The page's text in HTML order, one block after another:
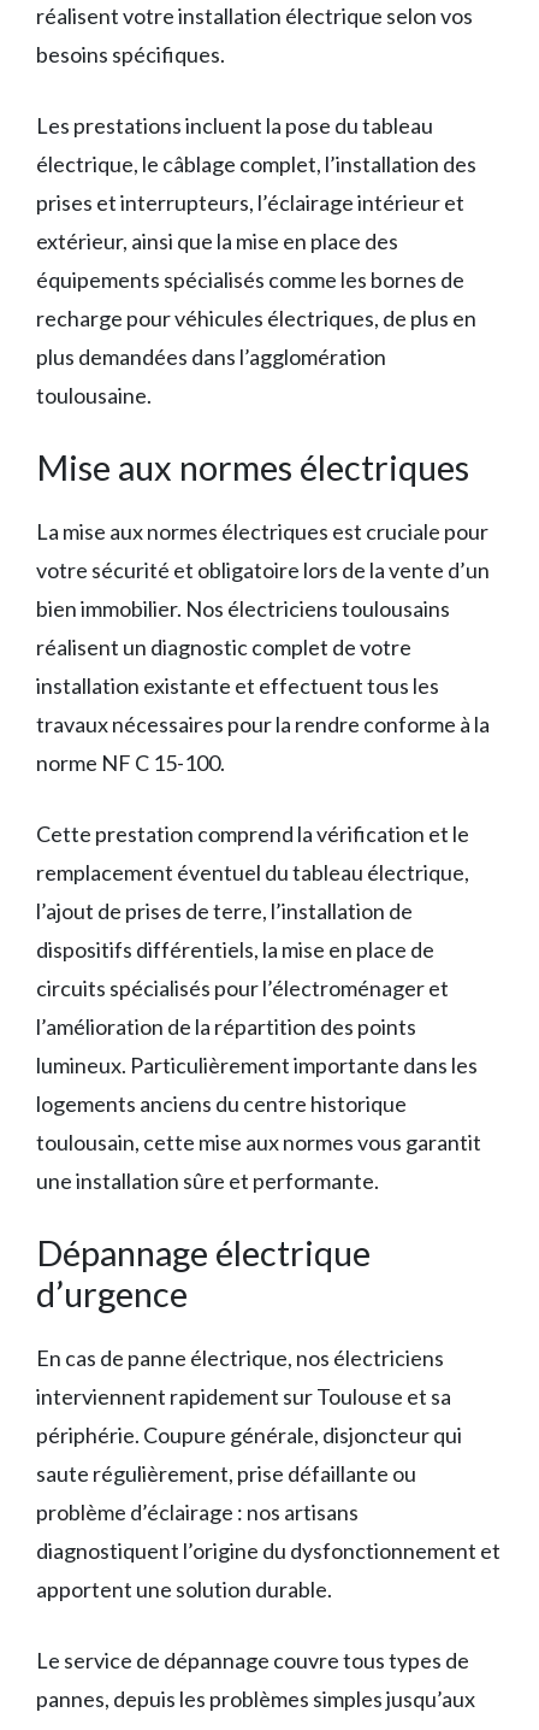
réalisent votre installation électrique selon vos
besoins spécifiques.
Les prestations incluent la pose du tableau
électrique, le câblage complet, l’installation des
prises et interrupteurs, l’éclairage intérieur et
extérieur, ainsi que la mise en place des
équipements spécialisés comme les bornes de
recharge pour véhicules électriques, de plus en
plus demandées dans l’agglomération
toulousaine.
Mise aux normes électriques
La mise aux normes électriques est cruciale pour
votre sécurité et obligatoire lors de la vente d’un
bien immobilier. Nos électriciens toulousains
réalisent un diagnostic complet de votre
installation existante et effectuent tous les
travaux nécessaires pour la rendre conforme à la
norme NF C 15-100.
Cette prestation comprend la vérification et le
remplacement éventuel du tableau électrique,
l’ajout de prises de terre, l’installation de
dispositifs différentiels, la mise en place de
circuits spécialisés pour l’électroménager et
l’amélioration de la répartition des points
lumineux. Particulièrement importante dans les
logements anciens du centre historique
toulousain, cette mise aux normes vous garantit
une installation sûre et performante.
Dépannage électrique
d’urgence
En cas de panne électrique, nos électriciens
interviennent rapidement sur Toulouse et sa
périphérie. Coupure générale, disjoncteur qui
saute régulièrement, prise défaillante ou
problème d’éclairage : nos artisans
diagnostiquent l’origine du dysfonctionnement et
apportent une solution durable.
Le service de dépannage couvre tous types de
pannes, depuis les problèmes simples jusqu’aux